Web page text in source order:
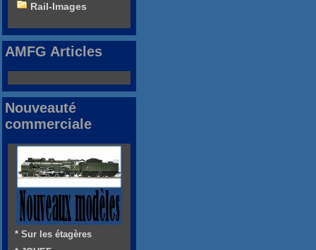
Rail-Images
AMFG Articles
Nouveauté
commerciale
* Sur les étagères